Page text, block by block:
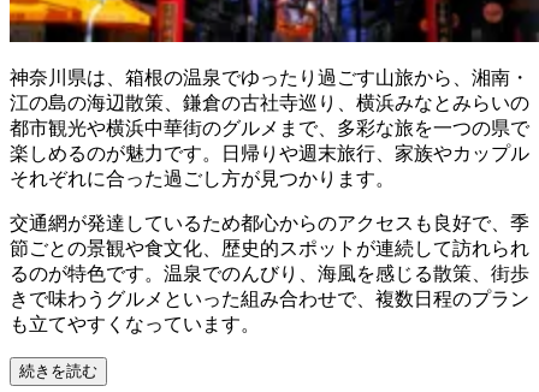
神奈川県は、箱根の温泉でゆったり過ごす山旅から、湘南・
江の島の海辺散策、鎌倉の古社寺巡り、横浜みなとみらいの
都市観光や横浜中華街のグルメまで、多彩な旅を一つの県で
楽しめるのが魅力です。日帰りや週末旅行、家族やカップル
それぞれに合った過ごし方が見つかります。
交通網が発達しているため都心からのアクセスも良好で、季
節ごとの景観や食文化、歴史的スポットが連続して訪れられ
るのが特色です。温泉でのんびり、海風を感じる散策、街歩
きで味わうグルメといった組み合わせで、複数日程のプラン
も立てやすくなっています。
続きを読む